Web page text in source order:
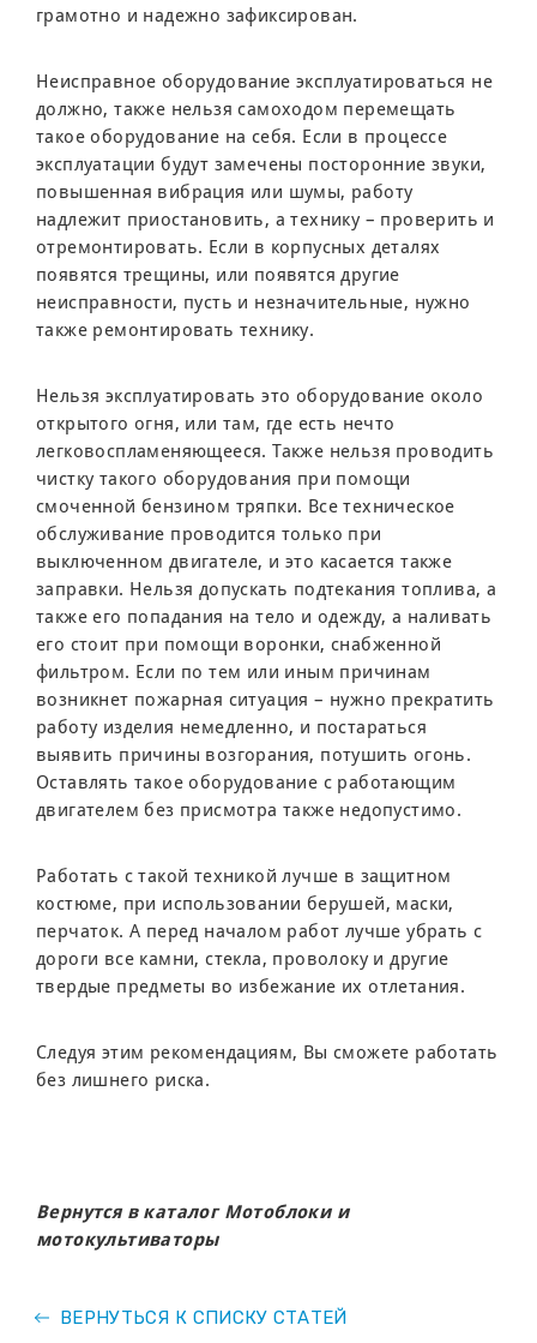
грамотно и надежно зафиксирован.
Неисправное оборудование эксплуатироваться не
должно, также нельзя самоходом перемещать
такое оборудование на себя. Если в процессе
эксплуатации будут замечены посторонние звуки,
повышенная вибрация или шумы, работу
надлежит приостановить, а технику – проверить и
отремонтировать. Если в корпусных деталях
появятся трещины, или появятся другие
неисправности, пусть и незначительные, нужно
также ремонтировать технику.
Нельзя эксплуатировать это оборудование около
открытого огня, или там, где есть нечто
легковоспламеняющееся. Также нельзя проводить
чистку такого оборудования при помощи
смоченной бензином тряпки. Все техническое
обслуживание проводится только при
выключенном двигателе, и это касается также
заправки. Нельзя допускать подтекания топлива, а
также его попадания на тело и одежду, а наливать
его стоит при помощи воронки, снабженной
фильтром. Если по тем или иным причинам
возникнет пожарная ситуация – нужно прекратить
работу изделия немедленно, и постараться
выявить причины возгорания, потушить огонь.
Оставлять такое оборудование с работающим
двигателем без присмотра также недопустимо.
Работать с такой техникой лучше в защитном
костюме, при использовании берушей, маски,
перчаток. А перед началом работ лучше убрать с
дороги все камни, стекла, проволоку и другие
твердые предметы во избежание их отлетания.
Следуя этим рекомендациям, Вы сможете работать
без лишнего риска.
Вернутся в каталог Мотоблоки и
мотокультиваторы
ВЕРНУТЬСЯ К СПИСКУ СТАТЕЙ